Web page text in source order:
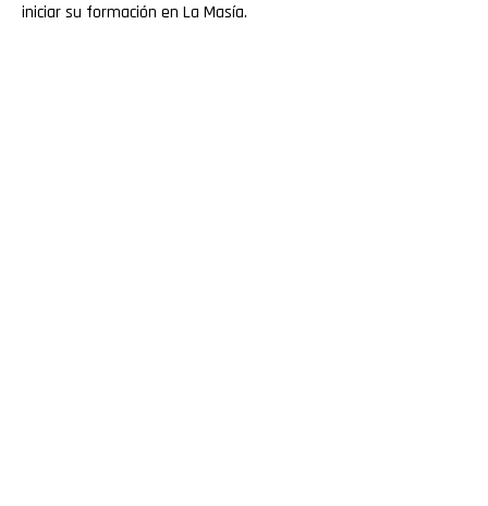
iniciar su formación en La Masía.